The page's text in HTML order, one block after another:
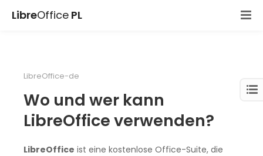
LibreOffice PL
LibreOffice-de
Wo und wer kann
LibreOffice verwenden?
LibreOffice ist eine kostenlose Office-Suite, die